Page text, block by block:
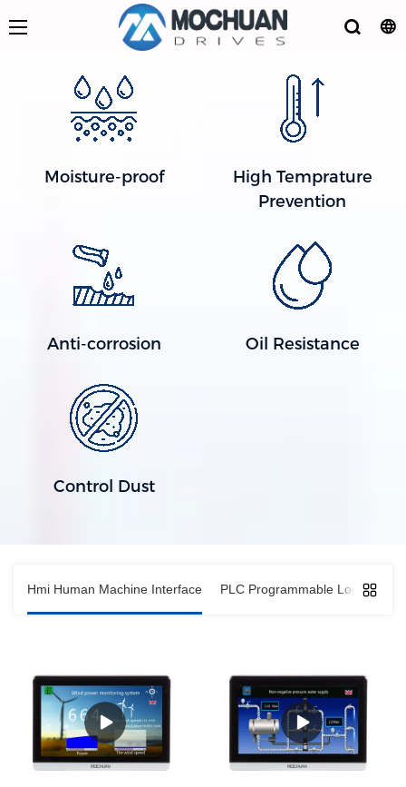
Moisture-proof
High Temprature
Prevention
Anti-corrosion Oil Resistance
Control Dust
Hmi Human Machine Interface PLC Programmable Logic